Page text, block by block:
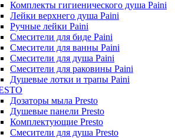
Комплекты гигиенического душа Paini
Лейки верхнего душа Paini
Ручные лейки Paini
Смесители для биде Paini
Смесители для ванны Paini
Смесители для душа Paini
Смесители для раковины Paini
Душевые лотки и трапы Paini
Дозаторы мыла Presto
Душевые панели Presto
Комплектующие Presto
Смесители для душа Presto